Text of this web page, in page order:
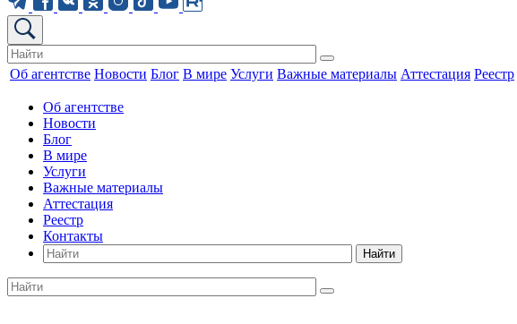
Об агентстве Новости Блог В мире Услуги Важные материалы Аттестация Реестр
Об агентстве
Новости
Блог
В мире
Услуги
Важные материалы
Аттестация
Реестр
Контакты
Найти